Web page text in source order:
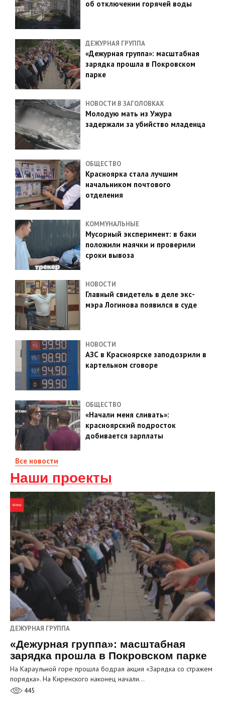
об отключении горячей воды
ДЕЖУРНАЯ ГРУППА
«Дежурная группа»: масштабная
зарядка прошла в Покровском
парке
НОВОСТИ В ЗАГОЛОВКАХ
Молодую мать из Ужура
задержали за убийство младенца
ОБЩЕСТВО
Красноярка стала лучшим
начальником почтового
отделения
КОММУНАЛЬНЫЕ
Мусорный эксперимент: в баки
положили маячки и проверили
сроки вывоза
НОВОСТИ
Главный свидетель в деле экс-
мэра Логинова появился в суде
НОВОСТИ
АЗС в Красноярске заподозрили в
картельном сговоре
ОБЩЕСТВО
«Начали меня сливать»:
красноярский подросток
добивается зарплаты
Все новости
Наши проекты
ДЕЖУРНАЯ ГРУППА
«Дежурная группа»: масштабная
зарядка прошла в Покровском парке
На Караульной горе прошла бодрая акция «Зарядка со стражем
порядка». На Киренского наконец начали…
445